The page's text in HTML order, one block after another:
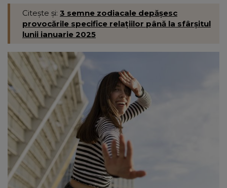
Citește și: 3 semne zodiacale depășesc
provocările specifice relațiilor până la sfârșitul
lunii ianuarie 2025